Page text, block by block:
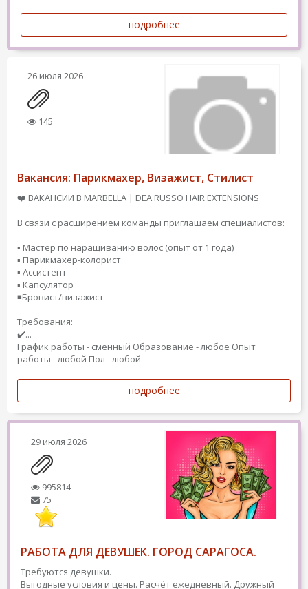
подробнее
26 июля 2026
145
Вакансия: Парикмахер, Визажист, Стилист
❤️ ВАКАНСИИ В MARBELLA | DEA RUSSO HAIR EXTENSIONS
В связи с расширением команды приглашаем специалистов:
▪️ Мастер по наращиванию волос (опыт от 1 года)
▪️ Парикмахер-колорист
▪️ Ассистент
▪️ Капсулятор
◾️Бровист/визажист
Требования:
✔️...
График работы - сменный Образование - любое Опыт
работы - любой Пол - любой
подробнее
29 июля 2026
995814
75
РАБОТА ДЛЯ ДЕВУШЕК. ГОРОД САРАГОСА.
Требуются девушки.
Выгодные условия и цены. Расчёт ежедневный. Дружный